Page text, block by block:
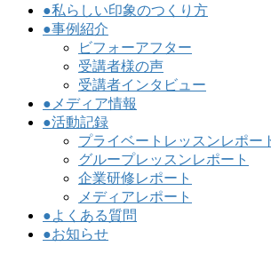
●私らしい印象のつくり方
●事例紹介
ビフォーアフター
受講者様の声
受講者インタビュー
●メディア情報
●活動記録
プライベートレッスンレポー
グループレッスンレポート
企業研修レポート
メディアレポート
●よくある質問
●お知らせ